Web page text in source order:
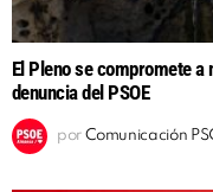
El Pleno se compromete
denuncia del PSOE
por Comunicación